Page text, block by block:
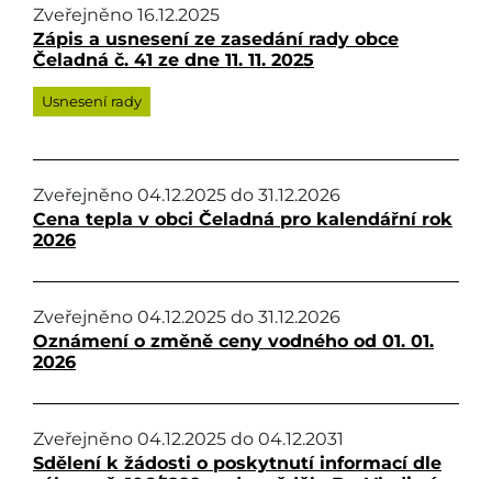
Zveřejněno 16.12.2025
Zápis a usnesení ze zasedání rady obce
Čeladná č. 41 ze dne 11. 11. 2025
Usnesení rady
Zveřejněno 04.12.2025 do 31.12.2026
Cena tepla v obci Čeladná pro kalendářní rok
2026
Zveřejněno 04.12.2025 do 31.12.2026
Oznámení o změně ceny vodného od 01. 01.
2026
Zveřejněno 04.12.2025 do 04.12.2031
Sdělení k žádosti o poskytnutí informací dle